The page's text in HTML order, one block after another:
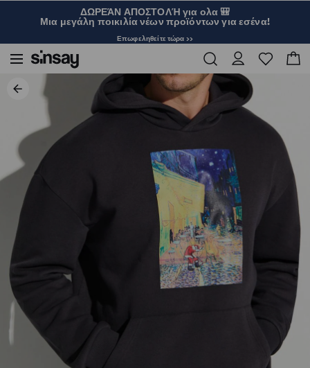
ΔΩΡΕΆΝ ΑΠΟΣΤΟΛΉ για ολα 🎒
Μια μεγάλη ποικιλία νέων προϊόντων για εσένα!
Επωφεληθείτε τώρα >>